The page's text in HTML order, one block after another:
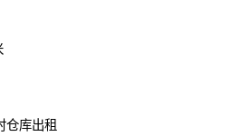
仓库出租